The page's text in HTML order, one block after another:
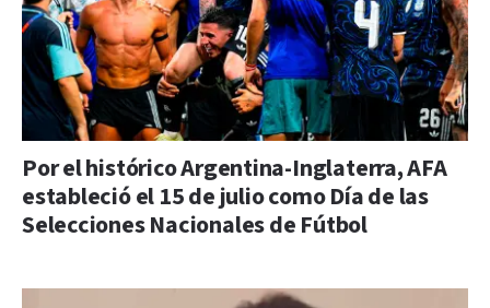
Por el histórico Argentina-Inglaterra, AFA
estableció el 15 de julio como Día de las
Selecciones Nacionales de Fútbol